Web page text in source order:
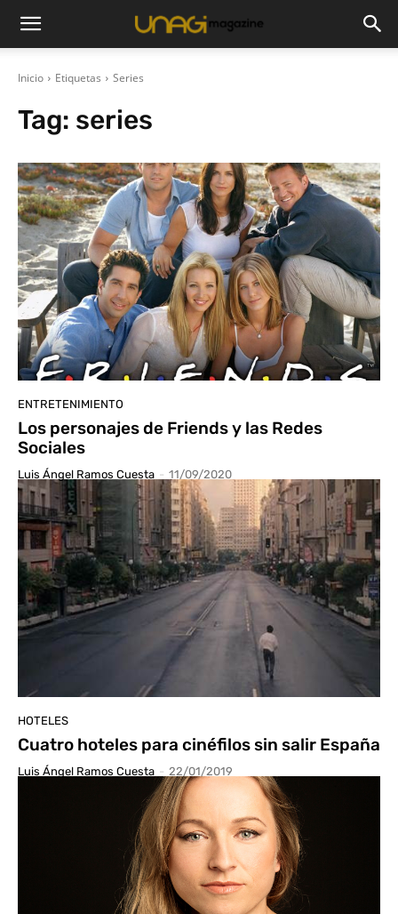
Inicio Etiquetas Series
Tag: series
ENTRETENIMIENTO
Los personajes de Friends y las Redes
Sociales
Luis Ángel Ramos Cuesta - 11/09/2020
HOTELES
Cuatro hoteles para cinéfilos sin salir España
Luis Ángel Ramos Cuesta - 22/01/2019